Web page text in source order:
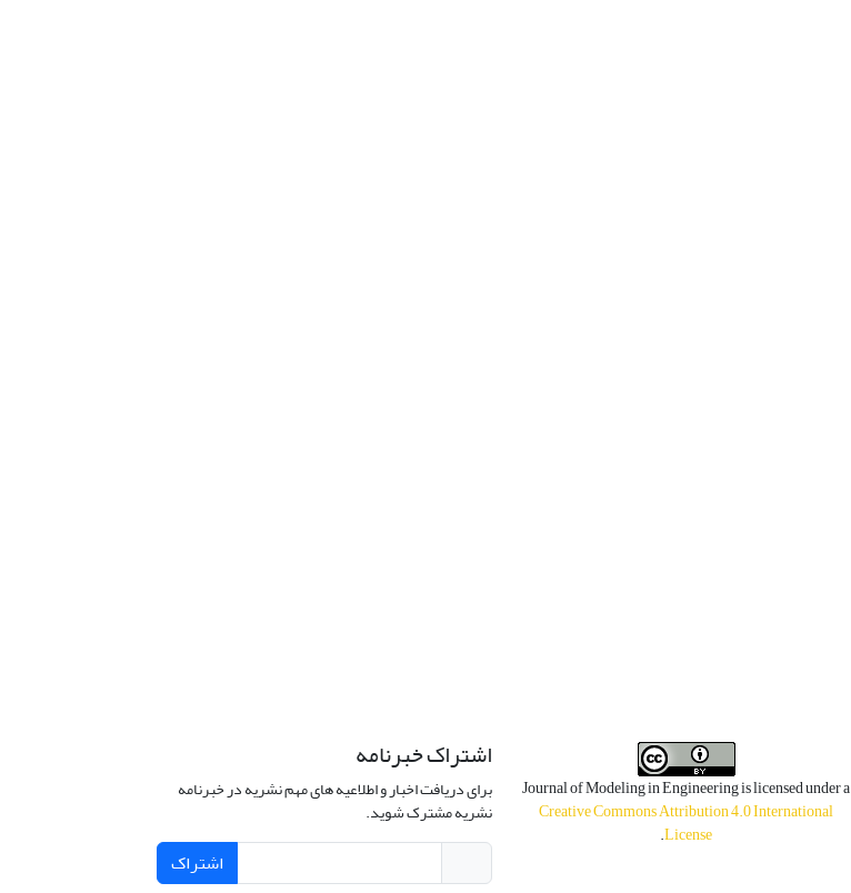
Journal of Modeling in Engineering is licensed under a
Creative Commons Attribution 4.0 International
License
.
اشتراک خبرنامه
برای دریافت اخبار و اطلاعیه های مهم نشریه در خبرنامه
نشریه مشترک شوید.
اشتراک